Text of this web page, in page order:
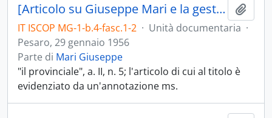
[Articolo su Giuseppe Mari e la gestione della Libreria del popolo di Pesaro]
IT ISCOP MG-1-b.4-fasc.1-2 · Unità documentaria ·
Pesaro, 29 gennaio 1956
Parte di Mari Giuseppe
"il provinciale", a. II, n. 5; l'articolo di cui al titolo è
evidenziato da un'annotazione ms.